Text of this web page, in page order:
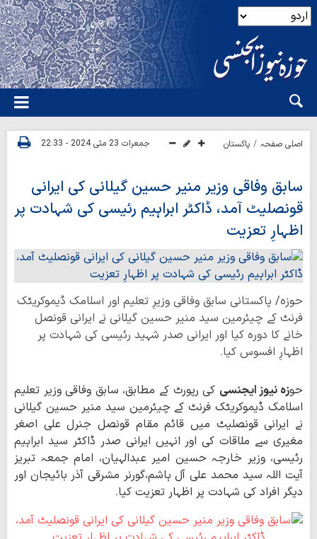
اصلی صفحہ پاکستان جمعرات 23 مئی 2024 - 22:33
سابق وفاقی وزیر منیر حسین گیلانی کی ایرانی
قونصلیٹ آمد، ڈاکٹر ابراہیم رئیسی کی شہادت پر
اظہارِ تعزیت
حوزہ/ پاکستانی سابق وفاقی وزیرِ تعلیم اور اسلامک ڈیموکریٹک
فرنٹ کے چیئرمین سید منیر حسین گیلانی نے ایرانی قونصل
خانے کا دورہ کیا اور ایرانی صدر شہید رئیسی کی شہادت پر
اظہارِ افسوس کیا۔
حوزہ نیوز ایجنسی کی رپورٹ کے مطابق، سابق وفاقی وزیر تعلیم
اسلامک ڈیموکریٹک فرنٹ کے چیئرمین سید منیر حسین گیلانی
نے ایرانی قونصلیٹ میں قائم مقام قونصل جنرل علی اصغر
مغیری سے ملاقات کی اور انہیں ایرانی صدر ڈاکٹر سید ابراہیم
رئیسی، وزیر خارجہ حسین امیر عبدالہیان، امام جمعہ تبریز
آیت اللہ سید محمد علی آل ہاشم،گورنر مشرقی آذر بائیجان اور
دیگر افراد کی شہادت پر اظہار تعزیت کیا۔